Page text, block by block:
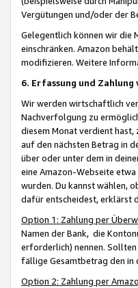
Vergütungen und/oder der
Gelegentlich können wir die
einschränken. Amazon
modifizieren. Weitere
6. Erfassung und Zahlung
Wir werden wirtschaftlich
Nachverfolgung zu
diesem Monat verdient
auf den nächsten Betrag in
über oder unter dem in
eine Amazon-Webseite
wurden. Du kannst wählen,
dafür entscheidest, erklärst
Option 1: Zahlung per
Namen der Bank, die
erforderlich) nennen. Sollten
fällige Gesamtbetrag den in
Option 2: Zahlung per